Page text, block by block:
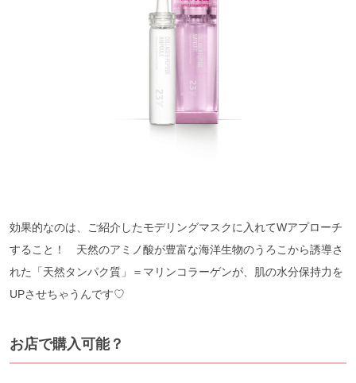
効果的なのは、ご紹介したモデリングマスクに入れてWアプローチ
すること！ 天然のアミノ酸が豊富な海洋生物のうろこから誘導さ
れた「天然タンパク質」＝マリンコラーゲンが、肌の水分保持力を
UPさせちゃうんです♡
お店で購入可能？